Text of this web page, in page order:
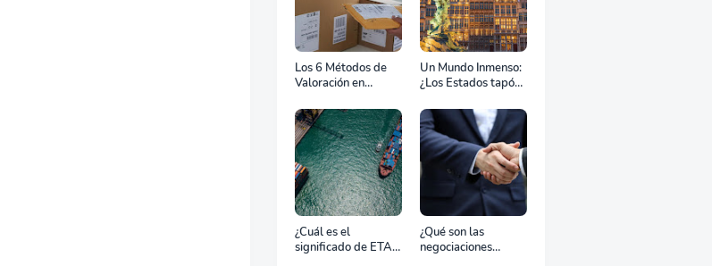
Los 6 Métodos de
Valoración en
Un Mundo Inmenso:
¿Los Estados tapón,
o zona de combate?
¿Cuál es el
significado de ETA,
¿Qué son las
negociaciones